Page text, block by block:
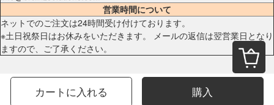
カートに入れる 購入
営業時間について
ネットでのご注文は24時間受け付けております。
※土日祝祭日はお休みをいただきます。 メールの返信は翌営業日となり
ますので、ご了承ください。